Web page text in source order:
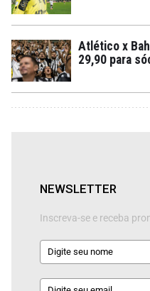
Atlético x
29,90 para
NEWSLETTER
Inscreva-se e receba